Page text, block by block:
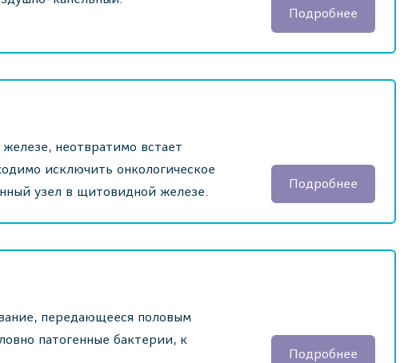
Подробнее
неотвратимо встает
исключить онкологическое
узел в щитовидной железе.
Подробнее
передающееся половым
патогенные бактерии, к
Подробнее